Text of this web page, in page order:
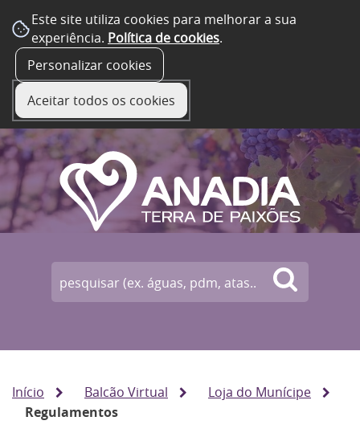
Este site utiliza cookies para melhorar a sua
experiência. Política de cookies.
Personalizar cookies
Aceitar todos os cookies
Início Balcão Virtual
Loja do Munícipe
Regulamentos